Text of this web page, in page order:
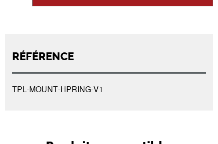
RÉFÉRENCE
TPL-MOUNT-HPRING-V1